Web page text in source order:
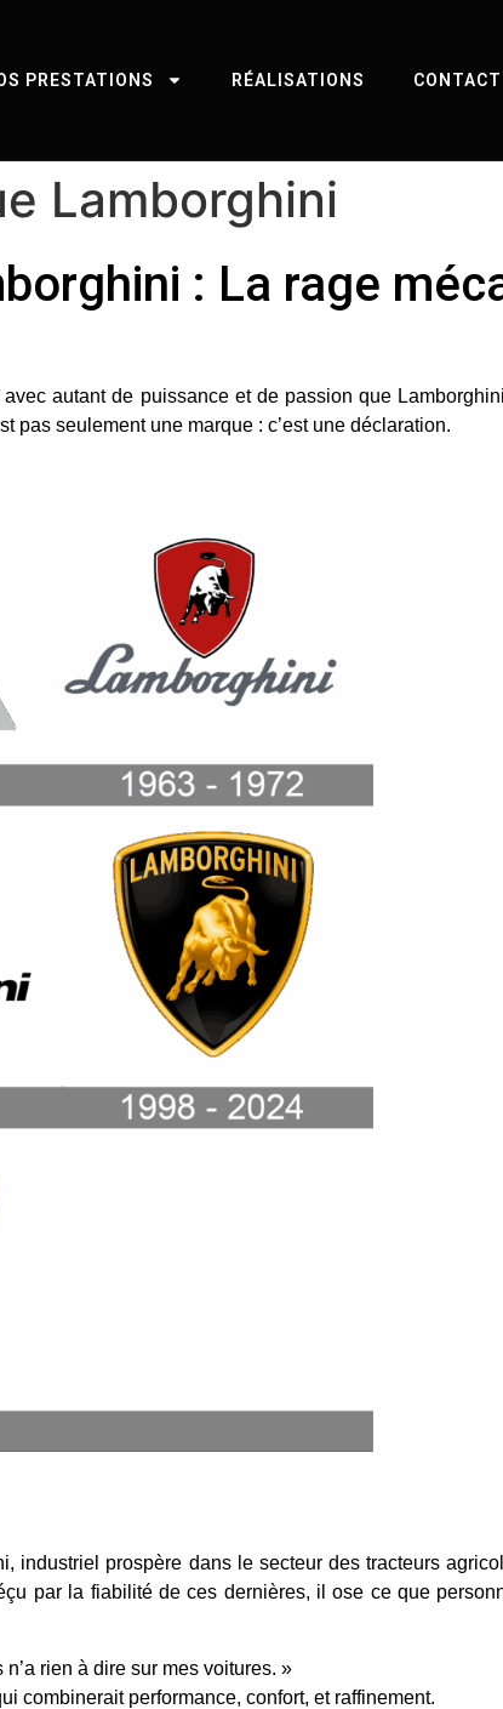
PRESTATIONS RÉALISATIONS CONTACT
Lamborghini
: La rage
autant de puissance et de passion que
pas seulement une marque : c’est une déclaration.
industriel prospère dans le secteur des tracteurs
par la fiabilité de ces dernières, il ose ce que
rien à dire sur mes voitures. »
combinerait performance, confort, et raffinement.